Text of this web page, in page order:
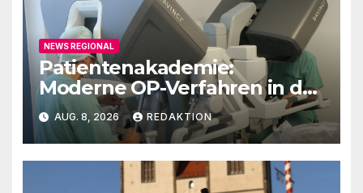
NEWS REGIONAL
Patientenakademie:
Moderne OP-Verfahren in der
Urologie
AUG. 8, 2026 REDAKTION